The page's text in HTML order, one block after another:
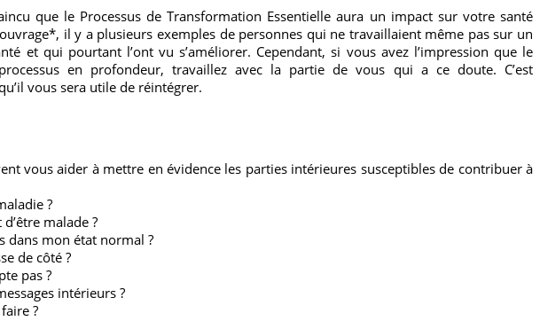
que le Processus de Transformation Essentielle aura un impact sur votre santé
il y a plusieurs exemples de personnes qui ne travaillaient même pas sur un
et qui pourtant l’ont vu s’améliorer. Cependant, si vous avez l’impression que le
en profondeur, travaillez avec la partie de vous qui a ce doute. C’est
vous sera utile de réintégrer.
vous aider à mettre en évidence les parties intérieures susceptibles de contribuer à
?
malade ?
dans mon état normal ?
de côté ?
pas ?
intérieurs ?
?